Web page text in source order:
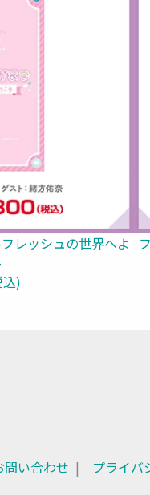
レッシュの世界へよ
)
問い合わせ プライバ